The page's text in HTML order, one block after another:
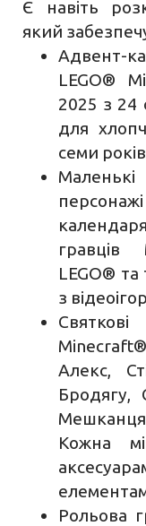
Є навіть
який
Адвент-
LEGO®
2025 з
для
семи років
Маленькі
гравців
LEGO® та
з
Алекс,
Бродягу,
Кожна
Рольова